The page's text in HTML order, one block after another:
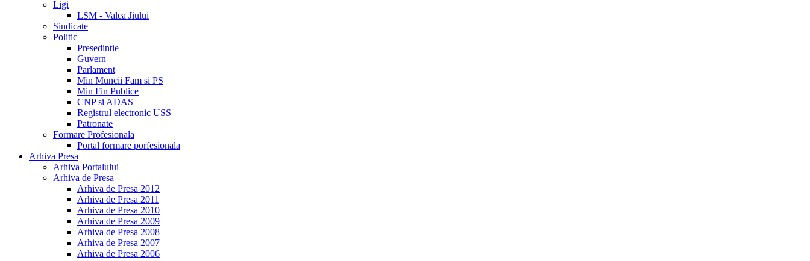
Ligi
LSM - Valea Jiului
Sindicate
Politic
Presedintie
Guvern
Parlament
Min Muncii Fam si PS
Min Fin Publice
CNP si ADAS
Registrul electronic USS
Patronate
Formare Profesionala
Portal formare porfesionala
Arhiva Presa
Arhiva Portalului
Arhiva de Presa
Arhiva de Presa 2012
Arhiva de Presa 2011
Arhiva de Presa 2010
Arhiva de Presa 2009
Arhiva de Presa 2008
Arhiva de Presa 2007
Arhiva de Presa 2006